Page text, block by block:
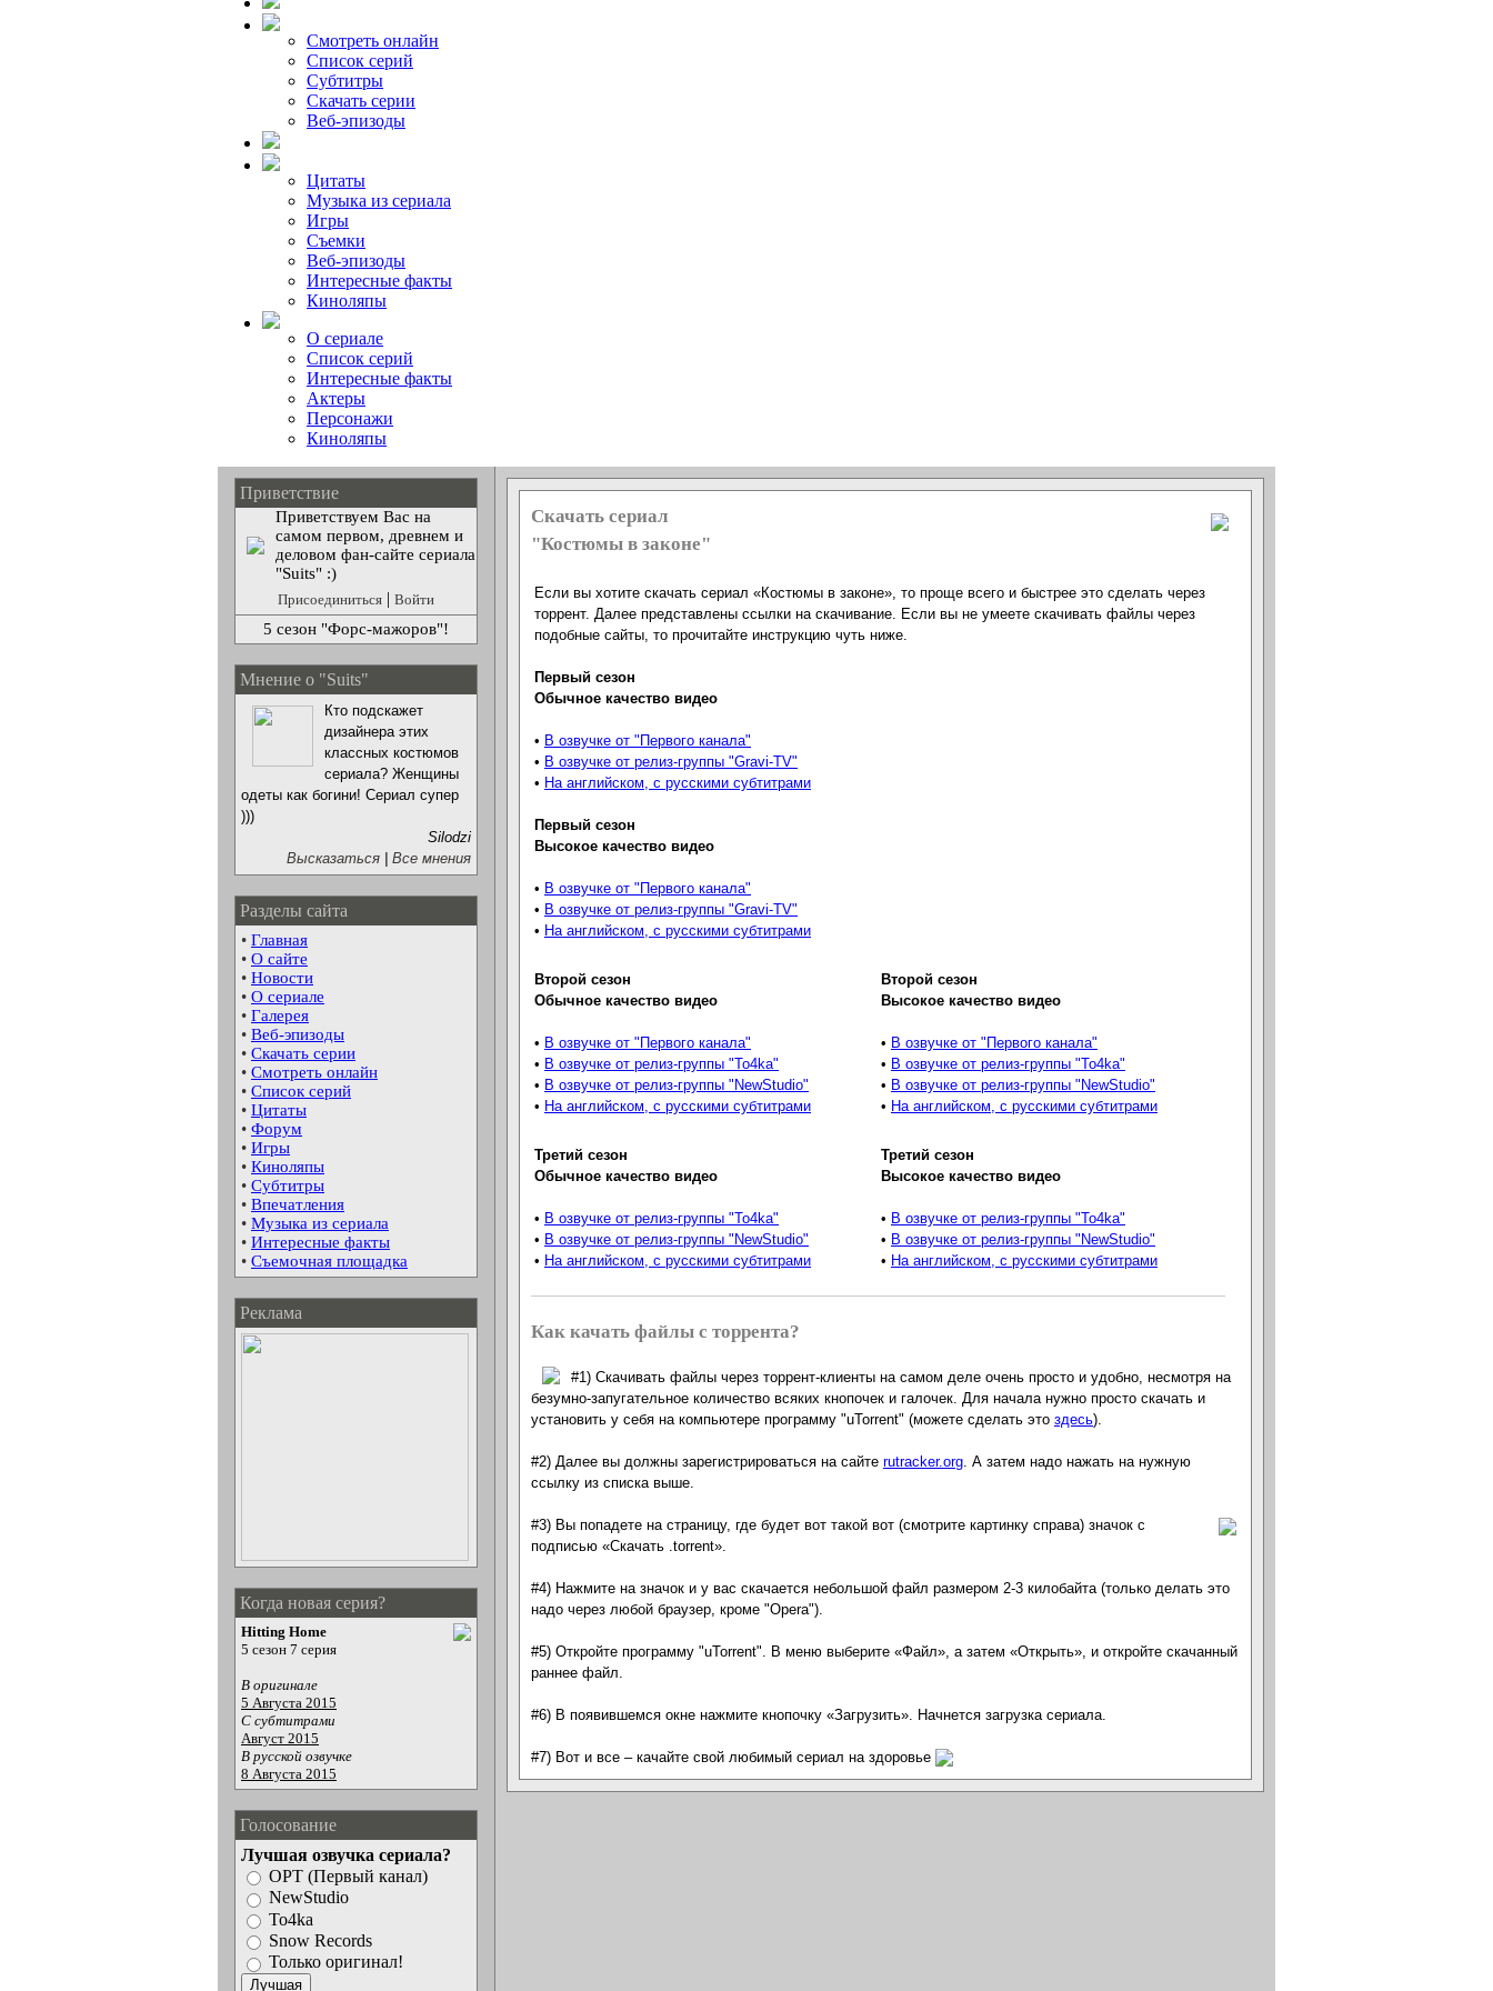
Смотреть онлайн
Список серий
Субтитры
Скачать серии
Веб-эпизоды
Цитаты
Музыка из сериала
Игры
Съемки
Веб-эпизоды
Интересные факты
Киноляпы
О сериале
Список серий
Интересные факты
Актеры
Персонажи
Киноляпы
Приветствие
Приветствуем Вас на
самом первом, древнем и
деловом фан-сайте сериала
"Suits" :)
Присоединиться | Войти
5 сезон "Форс-мажоров"!
Мнение о "Suits"
Кто подскажет
дизайнера этих
классных костюмов
сериала? Женщины
одеты как богини! Сериал супер
)))
Silodzi
Высказаться
Все мнения
Разделы сайта
• Главная
• О сайте
• Новости
• О сериале
• Галерея
• Веб-эпизоды
• Скачать серии
• Смотреть онлайн
• Список серий
• Цитаты
• Форум
• Игры
• Киноляпы
• Субтитры
• Впечатления
• Музыка из сериала
• Интересные факты
• Съемочная площадка
Реклама
Когда новая серия?
Hitting Home
5 сезон 7 серия
В оригинале
5 Августа 2015
С субтитрами
Август 2015
В русской озвучке
8 Августа 2015
Голосование
Лучшая озвучка сериала?
ОРТ (Первый канал)
NewStudio
To4ka
Snow Records
Только оригинал!
Скачать сериал
"Костюмы в законе"
Если вы хотите скачать сериал «Костюмы в законе», то проще всего и быстрее это сделать через
торрент. Далее представлены ссылки на скачивание. Если вы не умеете скачивать файлы через
подобные сайты, то прочитайте инструкцию чуть ниже.
Первый сезон
Обычное качество видео
• В озвучке от "Первого канала"
• В озвучке от релиз-группы "Gravi-TV"
• На английском, с русскими субтитрами
Первый сезон
Высокое качество видео
• В озвучке от "Первого канала"
• В озвучке от релиз-группы "Gravi-TV"
• На английском, с русскими субтитрами
Второй сезон
Обычное качество видео
• В озвучке от "Первого канала"
• В озвучке от релиз-группы "To4ka"
• В озвучке от релиз-группы "NewStudio"
• На английском, с русскими субтитрами
Второй сезон
Высокое качество видео
• В озвучке от "Первого канала"
• В озвучке от релиз-группы "To4ka"
• В озвучке от релиз-группы "NewStudio"
• На английском, с русскими субтитрами
Третий сезон
Обычное качество видео
• В озвучке от релиз-группы "To4ka"
• В озвучке от релиз-группы "NewStudio"
• На английском, с русскими субтитрами
Третий сезон
Высокое качество видео
• В озвучке от релиз-группы "To4ka"
• В озвучке от релиз-группы "NewStudio"
• На английском, с русскими субтитрами
Как качать файлы с торрента?
#1) Скачивать файлы через торрент-клиенты на самом деле очень просто и удобно, несмотря на
безумно-запугательное количество всяких кнопочек и галочек. Для начала нужно просто скачать и
установить у себя на компьютере программу "uTorrent" (можете сделать это здесь).
#2) Далее вы должны зарегистрироваться на сайте rutracker.org. А затем надо нажать на нужную
ссылку из списка выше.
#3) Вы попадете на страницу, где будет вот такой вот (смотрите картинку справа) значок с
подписью «Скачать .torrent».
#4) Нажмите на значок и у вас скачается небольшой файл размером 2-3 килобайта (только делать это
надо через любой браузер, кроме "Opera").
#5) Откройте программу "uTorrent". В меню выберите «Файл», а затем «Открыть», и откройте скачанный
раннее файл.
#6) В появившемся окне нажмите кнопочку «Загрузить». Начнется загрузка сериала.
#7) Вот и все – качайте свой любимый сериал на здоровье